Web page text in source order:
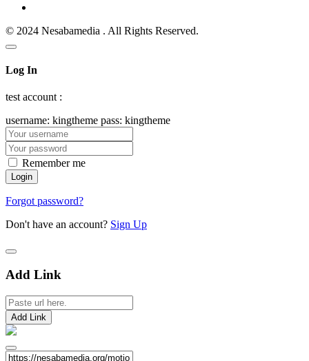
© 2024 Nesabamedia . All Rights Reserved.
Log In
test account :
username: kingtheme pass: kingtheme
Remember me
Forgot password?
Don't have an account? Sign Up
Add Link
Add Link